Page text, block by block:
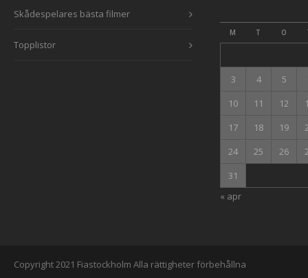
Skådespelares bästa filmer
Topplistor
M T O
3 4 5
10
11 12
17
18 19
24
25 26
31
« apr
Copyright 2021 Fiastockholm Alla rättigheter förbehållna